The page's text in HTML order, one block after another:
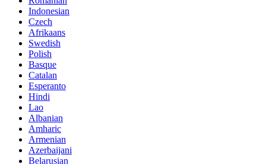
Indonesian
Czech
Afrikaans
Swedish
Polish
Basque
Catalan
Esperanto
Hindi
Lao
Albanian
Amharic
Armenian
Azerbaijani
Belarusian